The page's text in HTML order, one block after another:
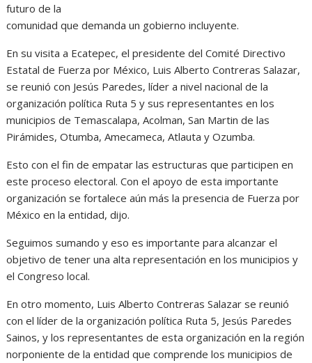
futuro de la
comunidad que demanda un gobierno incluyente.
En su visita a Ecatepec, el presidente del Comité Directivo
Estatal de Fuerza por México, Luis Alberto Contreras Salazar,
se reunió con Jesús Paredes, líder a nivel nacional de la
organización política Ruta 5 y sus representantes en los
municipios de Temascalapa, Acolman, San Martin de las
Pirámides, Otumba, Amecameca, Atlauta y Ozumba.
Esto con el fin de empatar las estructuras que participen en
este proceso electoral. Con el apoyo de esta importante
organización se fortalece aún más la presencia de Fuerza por
México en la entidad, dijo.
Seguimos sumando y eso es importante para alcanzar el
objetivo de tener una alta representación en los municipios y
el Congreso local.
En otro momento, Luis Alberto Contreras Salazar se reunió
con el líder de la organización política Ruta 5, Jesús Paredes
Sainos, y los representantes de esta organización en la región
norponiente de la entidad que comprende los municipios de